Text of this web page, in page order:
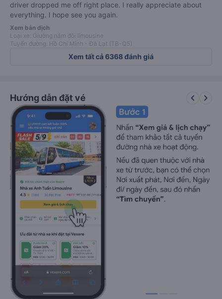
driver dropped me off right place. I really appreciate about
everything. I hope see you again.
Xem bản dịch
Loại xe: Giường nằm đôi limousine
Tuyến đường: Hồ Chí Minh - Đà Lạt (TB-Q5)
Xem tất cả 6368 đánh giá
Hướng dẫn đặt vé keyboard_arrow_left keyboard_arrow_right